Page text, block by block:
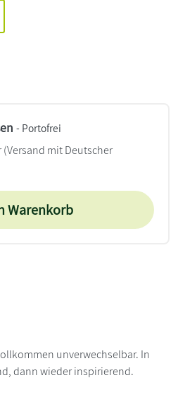
- Portofrei
(Versand mit Deutscher
Warenkorb
unverwechselbar. In
dann wieder inspirierend.